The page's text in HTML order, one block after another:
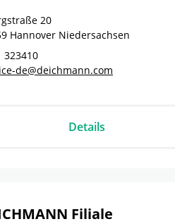
20
Hannover Niedersachsen
323410
de@deichmann.com
Details
Filiale